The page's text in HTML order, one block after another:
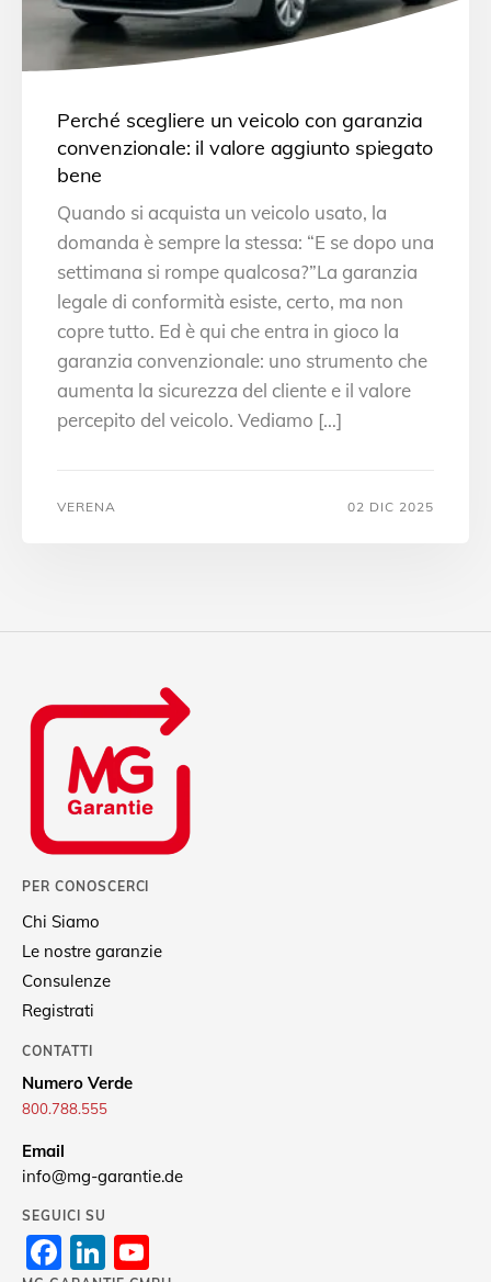
Perché scegliere un veicolo con garanzia
convenzionale: il valore aggiunto spiegato
bene
Quando si acquista un veicolo usato, la
domanda è sempre la stessa: “E se dopo una
settimana si rompe qualcosa?”La garanzia
legale di conformità esiste, certo, ma non
copre tutto. Ed è qui che entra in gioco la
garanzia convenzionale: uno strumento che
aumenta la sicurezza del cliente e il valore
percepito del veicolo. Vediamo […]
VERENA 02 DIC 2025
PER CONOSCERCI
Chi Siamo
Le nostre garanzie
Consulenze
Registrati
CONTATTI
Numero Verde
800.788.555
Email
info@mg-garantie.de
SEGUICI SU
Facebook
LinkedIn